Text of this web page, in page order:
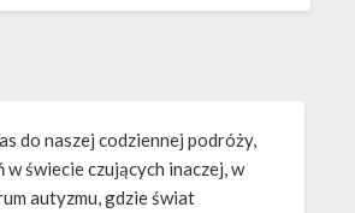
do naszej codziennej podróży,
w świecie czujących inaczej, w
autyzmu, gdzie świat